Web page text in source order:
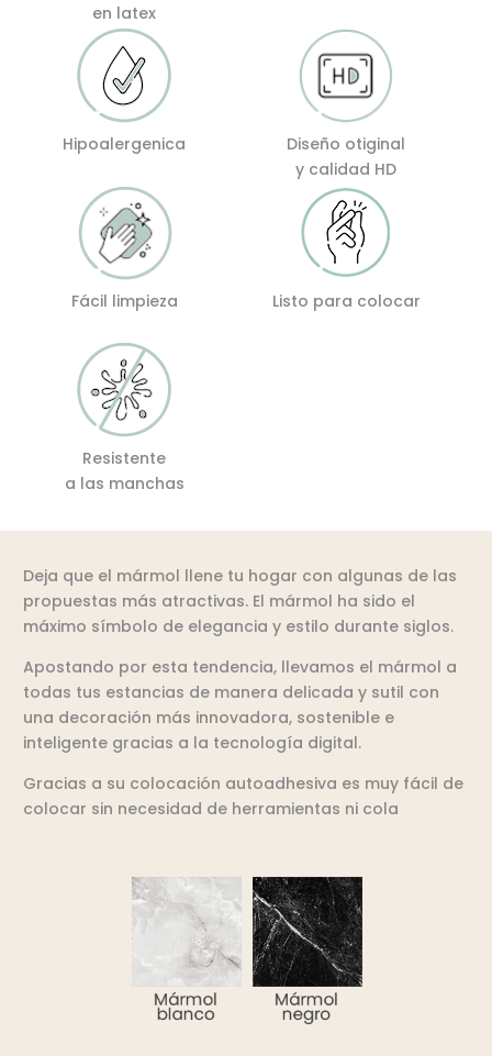
en latex
Hipoalergenica
Diseño otiginal
y calidad HD
Fácil limpieza Listo para colocar
Resistente
a las manchas
Deja que el mármol llene tu hogar con algunas de las
propuestas más atractivas. El mármol ha sido el
máximo símbolo de elegancia y estilo durante siglos.
Apostando por esta tendencia, llevamos el mármol a
todas tus estancias de manera delicada y sutil con
una decoración más innovadora, sostenible e
inteligente gracias a la tecnología digital.
Gracias a su colocación autoadhesiva es muy fácil de
colocar sin necesidad de herramientas ni cola